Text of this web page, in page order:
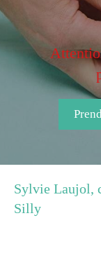
Sylvie Laujol,
Silly